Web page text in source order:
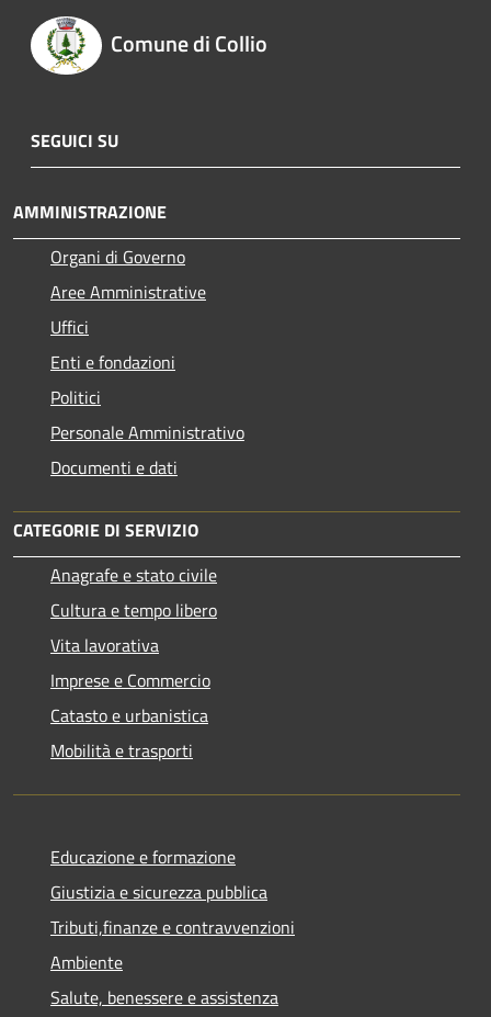
Comune di Collio
SEGUICI SU
AMMINISTRAZIONE
Organi di Governo
Aree Amministrative
Uffici
Enti e fondazioni
Politici
Personale Amministrativo
Documenti e dati
CATEGORIE DI SERVIZIO
Anagrafe e stato civile
Cultura e tempo libero
Vita lavorativa
Imprese e Commercio
Catasto e urbanistica
Mobilità e trasporti
Educazione e formazione
Giustizia e sicurezza pubblica
Tributi,finanze e contravvenzioni
Ambiente
Salute, benessere e assistenza